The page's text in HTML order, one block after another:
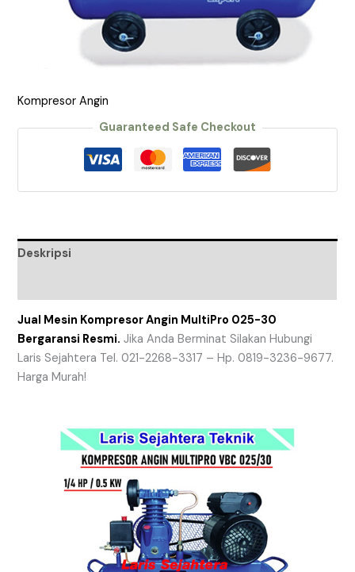
Kompresor Angin
Guaranteed Safe Checkout
Deskripsi
Jual Mesin Kompresor Angin MultiPro 025-30
Bergaransi Resmi. Jika Anda Berminat Silakan Hubungi
Laris Sejahtera Tel. 021-2268-3317 – Hp. 0819-3236-9677.
Harga Murah!